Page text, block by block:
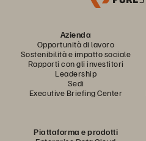
Azienda
Opportunità di lavoro
Sostenibilità e impatto sociale
Rapporti con gli investitori
Leadership
Sedi
Executive Briefing Center
Piattaforma e prodotti